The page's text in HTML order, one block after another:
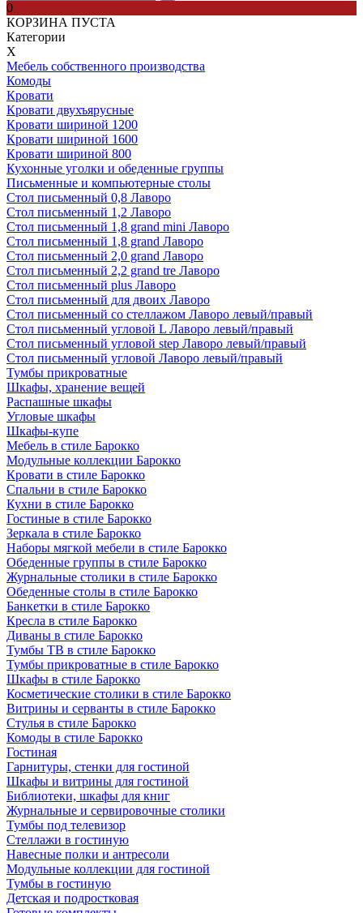
0
КОРЗИНА ПУСТА
Категории
Х
Мебель собственного производства
Комоды
Кровати
Кровати двухъярусные
Кровати шириной 1200
Кровати шириной 1600
Кровати шириной 800
Кухонные уголки и обеденные группы
Письменные и компьютерные столы
Стол письменный 0,8 Лаворо
Стол письменный 1,2 Лаворо
Стол письменный 1,8 grand mini Лаворо
Стол письменный 1,8 grand Лаворо
Стол письменный 2,0 grand Лаворо
Стол письменный 2,2 grand tre Лаворо
Стол письменный plus Лаворо
Стол письменный для двоих Лаворо
Стол письменный со стеллажом Лаворо левый/правый
Стол письменный угловой L Лаворо левый/правый
Стол письменный угловой step Лаворо левый/правый
Стол письменный угловой Лаворо левый/правый
Тумбы прикроватные
Шкафы, хранение вещей
Распашные шкафы
Угловые шкафы
Шкафы-купе
Мебель в стиле Барокко
Модульные коллекции Барокко
Кровати в стиле Барокко
Спальни в стиле Барокко
Кухни в стиле Барокко
Гостиные в стиле Барокко
Зеркала в стиле Барокко
Наборы мягкой мебели в стиле Барокко
Обеденные группы в стиле Барокко
Журнальные столики в стиле Барокко
Обеденные столы в стиле Барокко
Банкетки в стиле Барокко
Кресла в стиле Барокко
Диваны в стиле Барокко
Тумбы ТВ в стиле Барокко
Тумбы прикроватные в стиле Барокко
Шкафы в стиле Барокко
Косметические столики в стиле Барокко
Витрины и серванты в стиле Барокко
Стулья в стиле Барокко
Комоды в стиле Барокко
Гостиная
Гарнитуры, стенки для гостиной
Шкафы и витрины для гостиной
Библиотеки, шкафы для книг
Журнальные и сервировочные столики
Тумбы под телевизор
Стеллажи в гостиную
Навесные полки и антресоли
Модульные коллекции для гостиной
Тумбы в гостиную
Детская и подростковая